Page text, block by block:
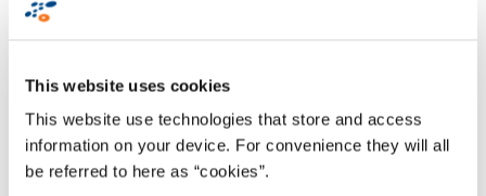
This website uses cookies
This website use technologies that store and access
information on your device. For convenience they will all
be referred to here as “cookies”.
e emite um sinal para avançar/não avançar
num banco de imagens (ImageBank) dedicado
para constituir prova irrefutável de que uma
encomenda foi corretamente carregada e
expedida.